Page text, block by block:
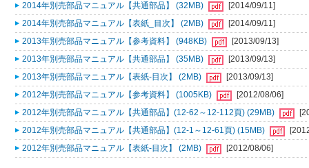
2014年別売部品マニュアル【共通部品】 (32MB)
[2014/09/11]
2014年別売部品マニュアル【表紙_目次】 (2MB)
[2014/09/11]
2013年別売部品マニュアル【参考資料】 (948KB)
[2013/09/13]
2013年別売部品マニュアル【共通部品】 (35MB)
[2013/09/13]
2013年別売部品マニュアル【表紙-目次】 (2MB)
[2013/09/13]
2012年別売部品マニュアル【参考資料】 (1005KB)
[2012/08/06]
2012年別売部品マニュアル【共通部品】(12-62～12-112頁) (29MB)
2012年別売部品マニュアル【共通部品】(12-1～12-61頁) (15MB)
2012年別売部品マニュアル【表紙-目次】 (2MB)
[2012/08/06]